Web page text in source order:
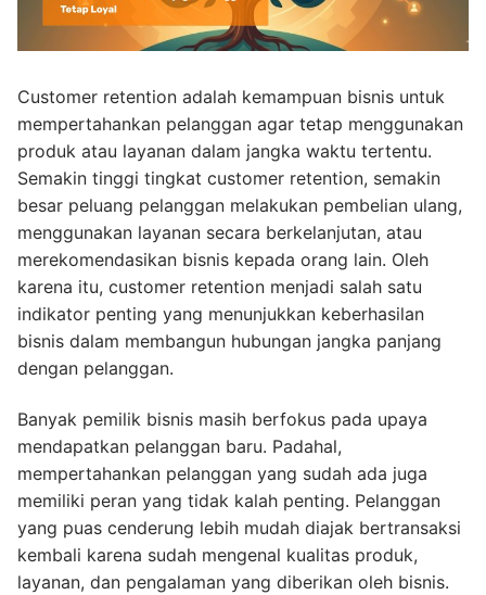
Customer retention adalah kemampuan bisnis untuk
mempertahankan pelanggan agar tetap menggunakan
produk atau layanan dalam jangka waktu tertentu.
Semakin tinggi tingkat customer retention, semakin
besar peluang pelanggan melakukan pembelian ulang,
menggunakan layanan secara berkelanjutan, atau
merekomendasikan bisnis kepada orang lain. Oleh
karena itu, customer retention menjadi salah satu
indikator penting yang menunjukkan keberhasilan
bisnis dalam membangun hubungan jangka panjang
dengan pelanggan.
Banyak pemilik bisnis masih berfokus pada upaya
mendapatkan pelanggan baru. Padahal,
mempertahankan pelanggan yang sudah ada juga
memiliki peran yang tidak kalah penting. Pelanggan
yang puas cenderung lebih mudah diajak bertransaksi
kembali karena sudah mengenal kualitas produk,
layanan, dan pengalaman yang diberikan oleh bisnis.